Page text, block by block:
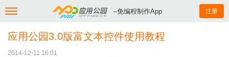
--免编程制作App 注册
应用公园3.0版富文本控件使用教程
2014-12-11 16:01